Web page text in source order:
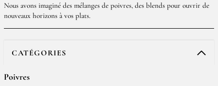
Nous avons imaginé des mélanges de poivres, des blends pour ouvrir de
nouveaux horizons à vos plats.
CATÉGORIES
Poivres